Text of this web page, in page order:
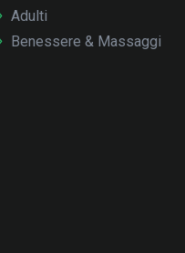
Adulti
Benessere & Massaggi